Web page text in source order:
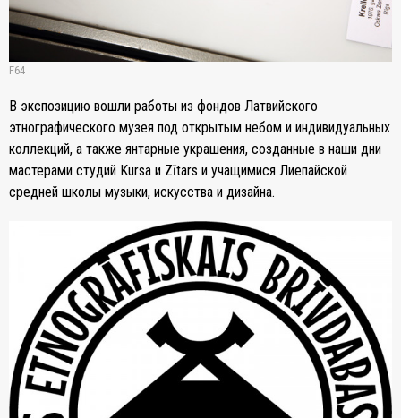
F64
В экспозицию вошли работы из фондов Латвийского
этнографического музея под открытым небом и индивидуальных
коллекций, а также янтарные украшения, созданные в наши дни
мастерами студий Kursa и Zītars и учащимися Лиепайской
средней школы музыки, искусства и дизайна.